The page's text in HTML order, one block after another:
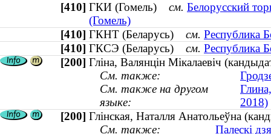
[410] ГКИ (Гомель) см. Белорусский
(Гомель)
[410] ГКНТ (Беларусь) см. Республика
[410] ГКСЭ (Беларусь) см. Республика
[200] Гліна, Валянцін Мікалаевіч
См. также:
См. также на другом
языке:
2018)
[200] Глінская, Наталля Анатольеўна
См. также:
Палескі